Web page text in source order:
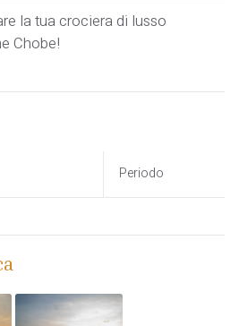
la tua crociera di lusso
Chobe!
Periodo